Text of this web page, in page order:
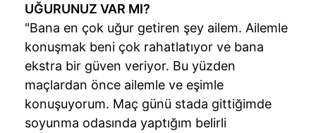
UĞURUNUZ VAR MI?
"Bana en çok uğur getiren şey ailem. Ailemle
konuşmak beni çok rahatlatıyor ve bana
ekstra bir güven veriyor. Bu yüzden
maçlardan önce ailemle ve eşimle
konuşuyorum. Maç günü stada gittiğimde
soyunma odasında yaptığım belirli